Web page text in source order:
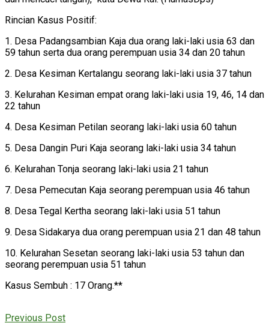
Rincian Kasus Positif:
1. Desa Padangsambian Kaja dua orang laki-laki usia 63 dan
59 tahun serta dua orang perempuan usia 34 dan 20 tahun
2. Desa Kesiman Kertalangu seorang laki-laki usia 37 tahun
3. Kelurahan Kesiman empat orang laki-laki usia 19, 46, 14 dan
22 tahun
4. Desa Kesiman Petilan seorang laki-laki usia 60 tahun
5. Desa Dangin Puri Kaja seorang laki-laki usia 34 tahun
6. Kelurahan Tonja seorang laki-laki usia 21 tahun
7. Desa Pemecutan Kaja seorang perempuan usia 46 tahun
8. Desa Tegal Kertha seorang laki-laki usia 51 tahun
9. Desa Sidakarya dua orang perempuan usia 21 dan 48 tahun
10. Kelurahan Sesetan seorang laki-laki usia 53 tahun dan
seorang perempuan usia 51 tahun
Kasus Sembuh : 17 Orang.**
Previous Post